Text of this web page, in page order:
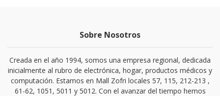
Sobre Nosotros
Creada en el año 1994, somos una empresa regional, dedicada
inicialmente al rubro de electrónica, hogar, productos médicos y
computación. Estamos en Mall Zofri locales 57, 115, 212-213 ,
61-62, 1051, 5011 y 5012. Con el avanzar del tiempo hemos